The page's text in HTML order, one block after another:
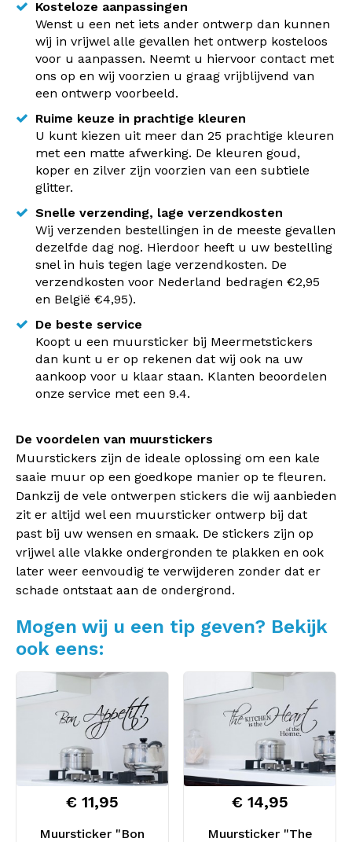
Kosteloze aanpassingen
Wenst u een net iets ander ontwerp dan kunnen
wij in vrijwel alle gevallen het ontwerp kosteloos
voor u aanpassen. Neemt u hiervoor contact met
ons op en wij voorzien u graag vrijblijvend van
een ontwerp voorbeeld.
Ruime keuze in prachtige kleuren
U kunt kiezen uit meer dan 25 prachtige kleuren
met een matte afwerking. De kleuren goud,
koper en zilver zijn voorzien van een subtiele
glitter.
Snelle verzending, lage verzendkosten
Wij verzenden bestellingen in de meeste gevallen
dezelfde dag nog. Hierdoor heeft u uw bestelling
snel in huis tegen lage verzendkosten. De
verzendkosten voor Nederland bedragen €2,95
en België €4,95).
De beste service
Koopt u een muursticker bij Meermetstickers
dan kunt u er op rekenen dat wij ook na uw
aankoop voor u klaar staan. Klanten beoordelen
onze service met een 9.4.
De voordelen van muurstickers
Muurstickers zijn de ideale oplossing om een kale
saaie muur op een goedkope manier op te fleuren.
Dankzij de vele ontwerpen stickers die wij aanbieden
zit er altijd wel een muursticker ontwerp bij dat
past bij uw wensen en smaak. De stickers zijn op
vrijwel alle vlakke ondergronden te plakken en ook
later weer eenvoudig te verwijderen zonder dat er
schade ontstaat aan de ondergrond.
Mogen wij u een tip geven? Bekijk
ook eens:
Muursticker "Bon
€ 11,95
Muursticker "The
€ 14,95